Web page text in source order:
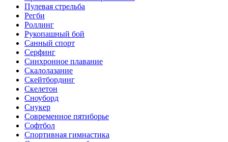
Пулевая стрельба
Регби
Роллинг
Рукопашный бой
Санный спорт
Серфинг
Синхронное плавание
Скалолазание
Скейтбординг
Скелетон
Сноуборд
Снукер
Современное пятиборье
Софтбол
Спортивная гимнастика